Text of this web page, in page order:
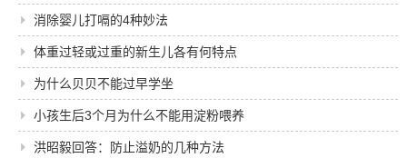
消除婴儿打嗝的4种妙法
体重过轻或过重的新生儿各有何特点
为什么贝贝不能过早学坐
小孩生后3个月为什么不能用淀粉喂养
洪昭毅回答：防止溢奶的几种方法